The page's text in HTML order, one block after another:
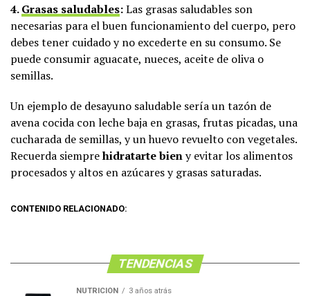
4.Grasas saludables:Las grasas saludables son
necesarias para el buen funcionamiento del cuerpo, pero
debes tener cuidado y no excederte en su consumo. Se
puede consumir aguacate, nueces, aceite de oliva o
semillas.
Un ejemplo de desayuno saludable sería un tazón de
avena cocida con leche baja en grasas, frutas picadas, una
cucharada de semillas, y un huevo revuelto con vegetales.
Recuerda siemprehidratarte bieny evitar los alimentos
procesados y altos en azúcares y grasas saturadas.
CONTENIDO RELACIONADO:
TENDENCIAS
NUTRICIÓN 3 años atrás